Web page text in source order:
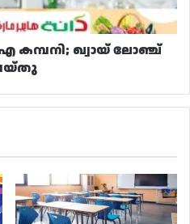
കമ്പനി; ഖ്വായ് ലോഞ്ച്